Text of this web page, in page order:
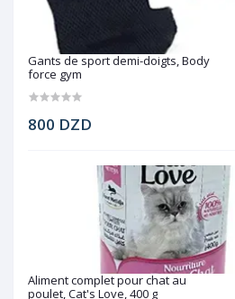
Gants de sport demi-doigts, Body
force gym
800 DZD
Aliment complet pour chat au
poulet, Cat's Love, 400 g